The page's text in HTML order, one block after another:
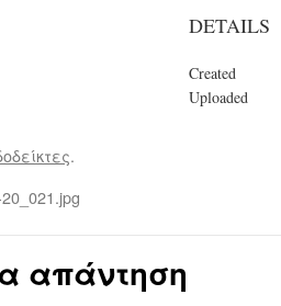
DETAILS
Created
Uploaded
.
απάντηση